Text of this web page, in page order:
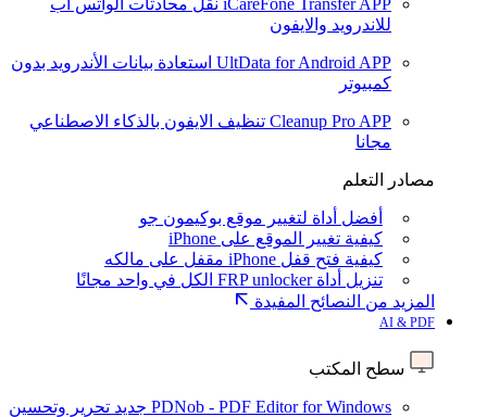
iCareFone Transfer APP نقل محادثات الواتس اب
للاندرويد والايفون
UltData for Android APP استعادة بيانات الأندرويد بدون
كمبيوتر
Cleanup Pro APP تنظيف الايفون بالذكاء الاصطناعي
مجانا
مصادر التعلم
أفضل أداة لتغيير موقع بوكيمون جو
كيفية تغيير الموقع على iPhone
كيفية فتح قفل iPhone مقفل على مالكه
تنزيل أداة FRP unlocker الكل في واحد مجانًا
المزيد من النصائح المفيدة
AI & PDF
سطح المكتب
PDNob - PDF Editor for Windows جديد تحرير وتحسين